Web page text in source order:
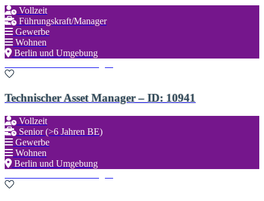
Vollzeit
Führungskraft/Manager
Gewerbe
Wohnen
Berlin und Umgebung
Technischer Asset Manager – ID: 10941
Vollzeit
Senior (>6 Jahren BE)
Gewerbe
Wohnen
Berlin und Umgebung